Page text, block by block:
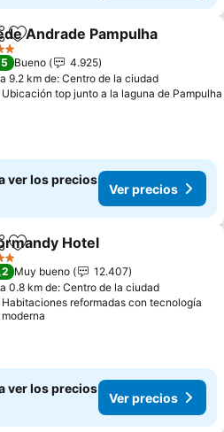
Añadir a favoritos
Andrade Pampulha
Bueno
4.925
a 9.2 km de: Centro de la ciudad
Ubicación top junto a la laguna de Pampulha
ver los precios
Ver precios
Añadir a favoritos
Hotel
Muy bueno
12.407
a 0.8 km de: Centro de la ciudad
Habitaciones reformadas con tecnología
moderna
ver los precios
Ver precios